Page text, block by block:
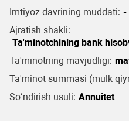
Imtiyoz davrining muddati: -
Ajratish shakli:
Ta'minotchining bank
Ta'minotning mavjudligi:
Ta'minot summasi (mulk
So‘ndirish usuli: Annuitet